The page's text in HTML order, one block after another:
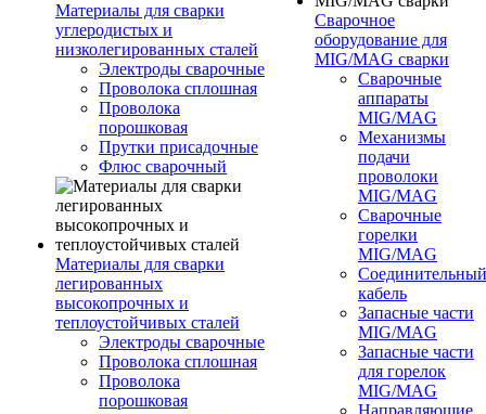
Материалы для сварки
углеродистых и
низколегированных сталей
Электроды сварочные
Проволока сплошная
Проволока
порошковая
Прутки присадочные
Флюс сварочный
Материалы для сварки
легированных
высокопрочных и
теплоустойчивых сталей
Электроды сварочные
Проволока сплошная
Проволока
порошковая
Сварочное
оборудование для
MIG/MAG сварки
Сварочные
аппараты
MIG/MAG
Механизмы
подачи
проволоки
MIG/MAG
Сварочные
горелки
MIG/MAG
Соединительный
кабель
Запасные части
MIG/MAG
Запасные части
для горелок
MIG/MAG
Направляющие